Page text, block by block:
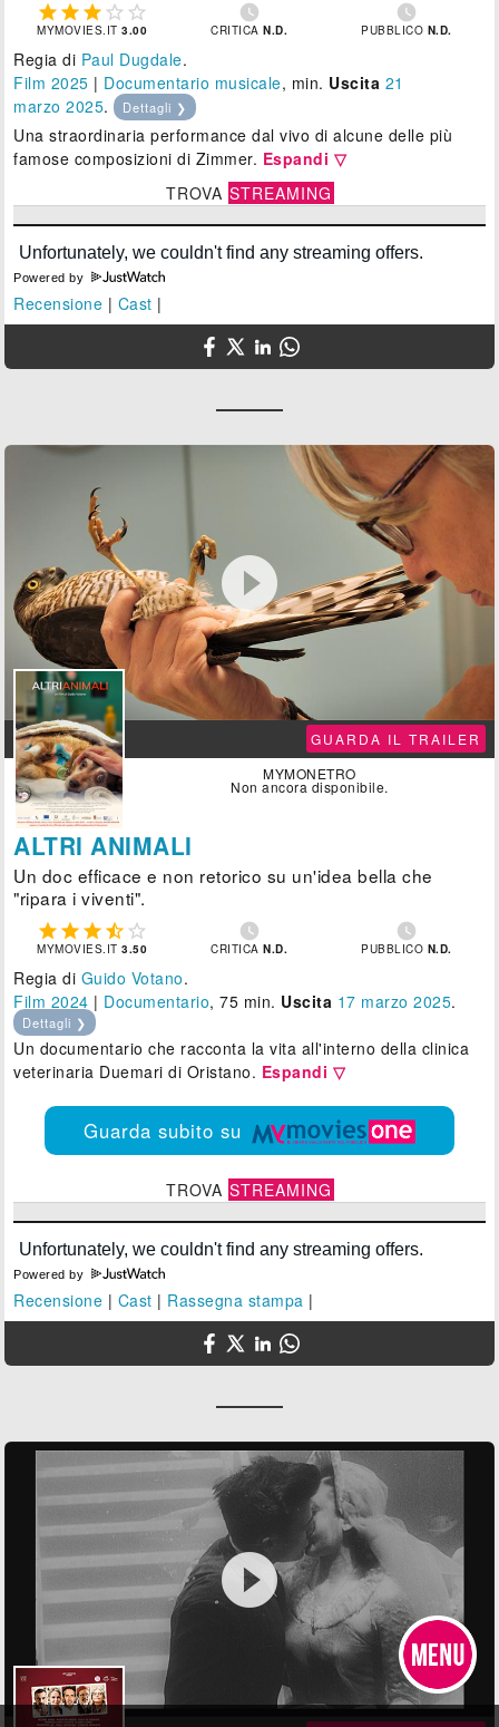
    
MYMOVIES.IT3.00

CRITICAN.D.

PUBBLICO N.D.
Regia di Paul Dugdale.
Film 2025 | Documentario musicale, min. Uscita 21
marzo 2025. Dettagli ❯
Una straordinaria performance dal vivo di alcune delle più
famose composizioni di Zimmer. Espandi ▽
TROVA STREAMING
Powered by
Recensione | Cast |

GUARDA IL TRAILER
MYMONETRO
Non ancora disponibile.
ALTRI ANIMALI
Un doc efficace e non retorico su un'idea bella che
"ripara i viventi".
    
MYMOVIES.IT3.50

CRITICAN.D.

PUBBLICO N.D.
Regia di Guido Votano.
Film 2024 | Documentario, 75 min. Uscita 17 marzo 2025.
Dettagli ❯
Un documentario che racconta la vita all'interno della clinica
veterinaria Duemari di Oristano. Espandi ▽
Guarda subito su
TROVA STREAMING
Powered by
Recensione | Cast | Rassegna stampa |
